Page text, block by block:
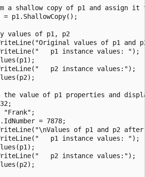
a shallow copy of p1 and assign it
= p1.ShallowCopy();
values of p1, p2
values of p1 and
p1 instance values: ");
p2 instance values:");
the value of p1 properties and
"Frank";
= 7878;
of p1 and p2
p1 instance values: ");
p2 instance values:");